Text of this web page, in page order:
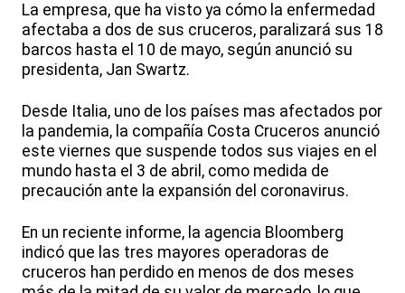
La empresa, que ha visto ya cómo la enfermedad
afectaba a dos de sus cruceros, paralizará sus 18
barcos hasta el 10 de mayo, según anunció su
presidenta, Jan Swartz.
Desde Italia, uno de los países mas afectados por
la pandemia, la compañía Costa Cruceros anunció
este viernes que suspende todos sus viajes en el
mundo hasta el 3 de abril, como medida de
precaución ante la expansión del coronavirus.
En un reciente informe, la agencia Bloomberg
indicó que las tres mayores operadoras de
cruceros han perdido en menos de dos meses